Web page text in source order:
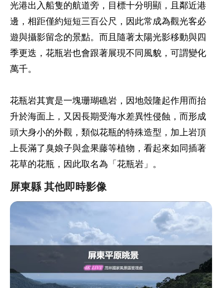
光港出入船隻的航道旁，目標十分明顯，且鄰近港
邊，相距僅約短短三百公尺，因此常成為觀光客必
遊與攝影留念的景點。而且隨著太陽光影移動與四
季更迭，花瓶岩也會跟著展現不同風貌，可謂變化
萬千。
花瓶岩其實是一塊珊瑚礁岩，因地殼隆起作用而抬
升於海面上，又因長期受海水差異性侵蝕，而形成
頭大身小的外觀，類似花瓶的特殊造型，加上岩頂
上長滿了臭娘子與盒果藤等植物，看起來如同插著
花草的花瓶，因此取名為「花瓶岩」。
屏東縣 其他即時影像